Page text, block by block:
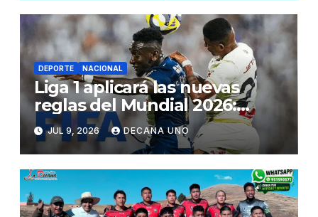
DEPORTE NACIONAL
Liga 1 aplicará las nuevas
reglas del Mundial 2026:
conoce todos los cambios
para el Torneo Clausura
JUL 9, 2026 DECANA UNO